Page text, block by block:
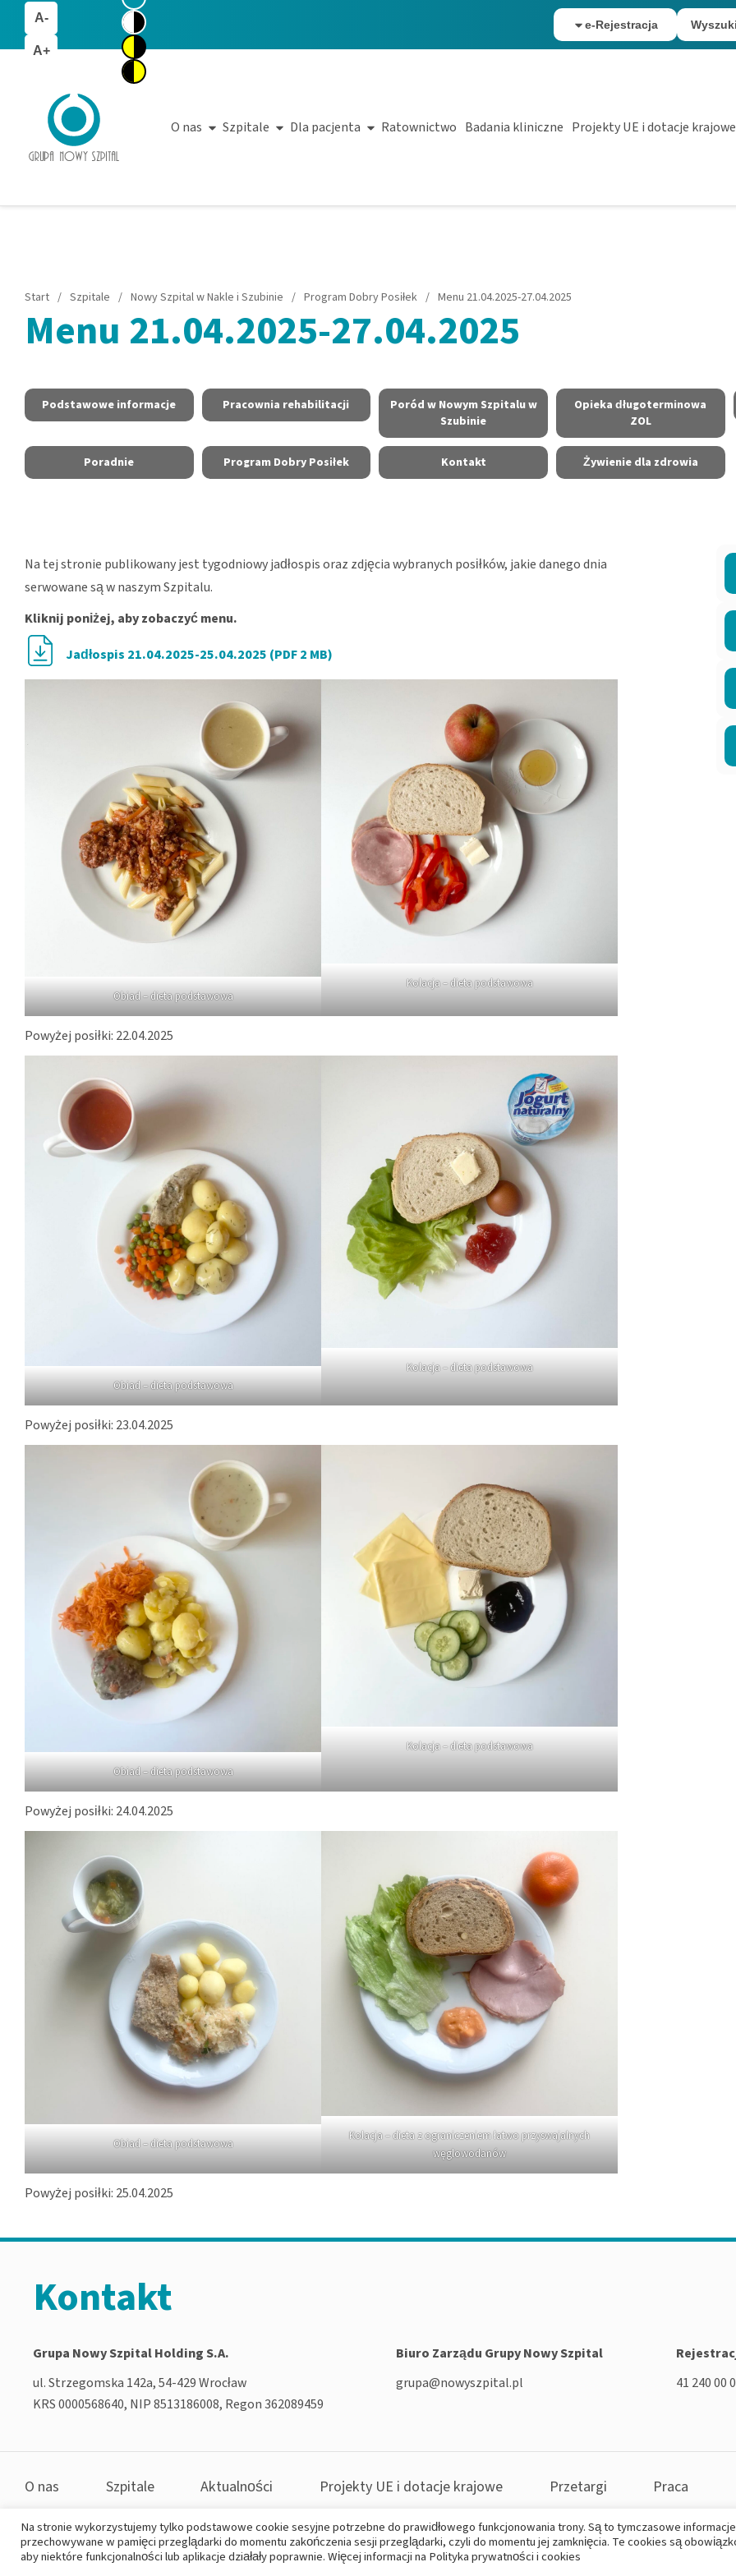
A-
A+
e-Rejestracja
O nas Szpitale Dla pacjenta Ratownictwo Badania kliniczne Projekty UE i dotacje krajowe
Start / Szpitale / Nowy Szpital w Nakle i Szubinie / Program Dobry Posiłek / Menu 21.04.2025-27.04.2025
Menu 21.04.2025-27.04.2025
Podstawowe informacje Pracownia rehabilitacji
Poród w Nowym Szpitalu w
Szubinie
Opieka długoterminowa
ZOL
Poradnie Program Dobry Posiłek Kontakt Żywienie dla zdrowia
Na tej stronie publikowany jest tygodniowy jadłospis oraz zdjęcia wybranych posiłków, jakie danego dnia
serwowane są w naszym Szpitalu.
Kliknij poniżej, aby zobaczyć menu.
Jadłospis 21.04.2025-25.04.2025 (PDF 2 MB)
Obiad – dieta podstawowa
Kolacja – dieta podstawowa
Powyżej posiłki: 22.04.2025
Obiad – dieta podstawowa
Kolacja – dieta podstawowa
Powyżej posiłki: 23.04.2025
Obiad – dieta podstawowa
Kolacja – dieta podstawowa
Powyżej posiłki: 24.04.2025
Obiad – dieta podstawowa
Kolacja – dieta z ograniczeniem łatwo przyswajalnych
węglowodanów
Powyżej posiłki: 25.04.2025
Kontakt
Grupa Nowy Szpital Holding S.A.
ul. Strzegomska 142a, 54-429 Wrocław
KRS 0000568640, NIP 8513186008, Regon 362089459
Biuro Zarządu Grupy Nowy Szpital
grupa@nowyszpital.pl
41 240 00
O nas Szpitale Aktualności Projekty UE i dotacje krajowe Przetargi Praca
Copyright 2026| Polityka prywatności|Deklaracja dostępności| Ochrona danych osobowych i RODO|Zgłoś incydent
Na stronie wykorzystujemy tylko podstawowe cookie sesyjne potrzebne do prawidłowego funkcjonowania trony. Są to tymczasowe informacje
przechowywane w pamięci przeglądarki do momentu zakończenia sesji przeglądarki, czyli do momentu jej zamknięcia. Te cookies są
aby niektóre funkcjonalności lub aplikacje działały poprawnie. Więcej informacji na Polityka prywatności i cookies